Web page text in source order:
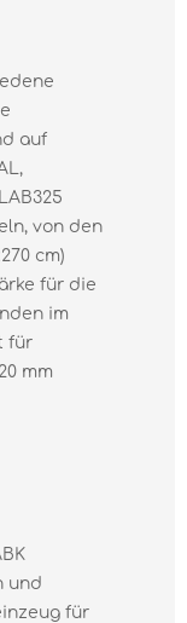
auf
von den
cm)
für die
im
für
mm
und
für